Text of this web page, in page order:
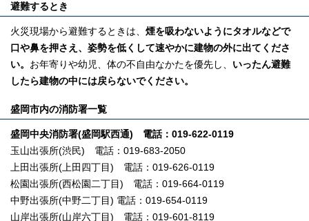
避難するとき
火災現場から避難するときは、 煙を吸わないようにタオルなどで
口や鼻を押さえ、姿勢を低くして速やかに建物の外に出てくださ
い。 お年寄りや幼児、体の不自由なかたを優先し、 いったん避難
したら建物の中には戻らないでください。
盛岡市内の消防署一覧
盛岡中央消防署(盛岡駅西通) 電話：019-622-0119
玉山出張所(渋民) 電話：019-683-2050
上田出張所(上田四丁目) 電話：019-626-0119
松園出張所(西松園二丁目) 電話：019-664-0119
中野出張所(中野二丁目) 電話：019-654-0119
山岸出張所(山岸六丁目) 電話：019-601-8119